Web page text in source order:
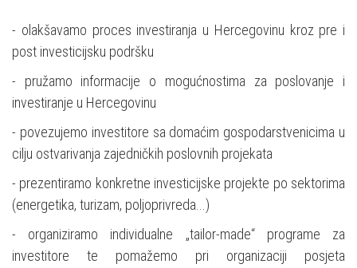
- olakšavamo proces investiranja u Hercegovinu kroz pre i
post investicijsku podršku
- pružamo informacije o mogućnostima za poslovanje i
investiranje u Hercegovinu
- povezujemo investitore sa domaćim gospodarstvenicima u
cilju ostvarivanja zajedničkih poslovnih projekata
- prezentiramo konkretne investicijske projekte po sektorima
(energetika, turizam, poljoprivreda...)
- organiziramo individualne „tailor-made“ programe za
investitore te pomažemo pri organizaciji posjeta